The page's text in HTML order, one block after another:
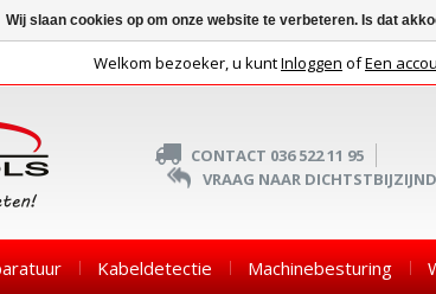
Welkom bezoeker, u kuntInloggen ofEen
CONTACT 036 522 11 95
VRAAG NAAR
Kabeldetectie Machinebesturing
Wij slaan cookies op om onze website te verbeteren. Is dat